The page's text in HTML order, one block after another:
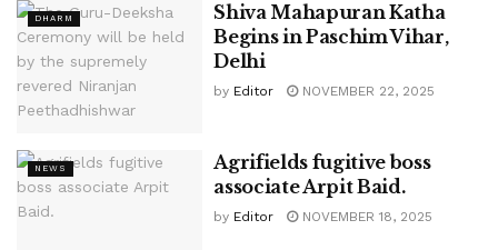
DHARM
Shiva Mahapuran Katha
Begins in Paschim Vihar,
Delhi
by Editor NOVEMBER 22, 2025
NEWS
Agrifields fugitive boss
associate Arpit Baid.
by Editor NOVEMBER 18, 2025